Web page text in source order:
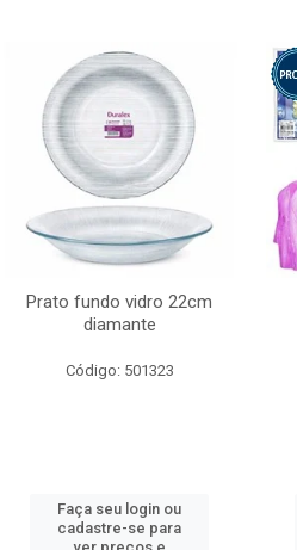
Prato fundo vidro 22cm
diamante
Código: 501323
Faça seu login ou
cadastre-se para